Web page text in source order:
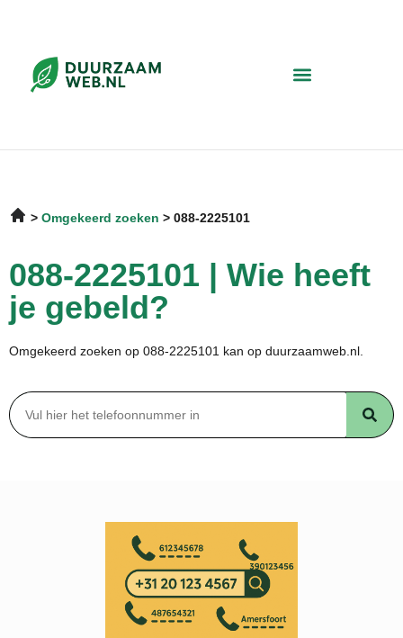
Omgekeerd zoeken 088-2225101
088-2225101 | Wie heeft
je gebeld?
Omgekeerd zoeken op 088-2225101 kan op duurzaamweb.nl.